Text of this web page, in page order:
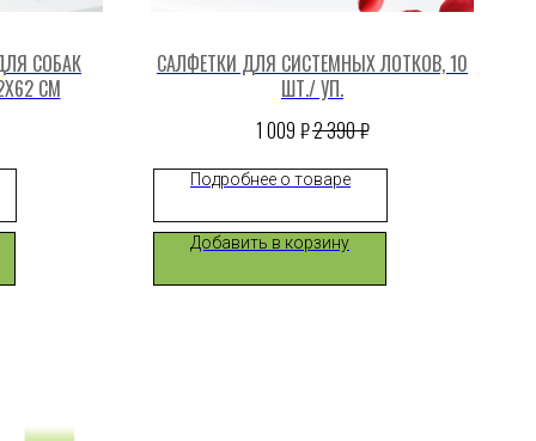
СОБАК
СМ
САЛФЕТКИ ДЛЯ СИСТЕМНЫХ ЛОТКОВ, 10
ШТ./ УП.
1 009 ₽2 390₽
Подробнее о товаре
Добавить в корзину